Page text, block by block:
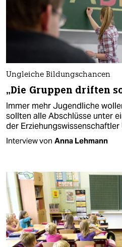
Ungleiche Bildungschancen
„Die Gruppen driften
Immer mehr Jugendliche
sollten alle Abschlüsse unter
der Erziehungswissenschaftler
Interview von Anna Lehmann